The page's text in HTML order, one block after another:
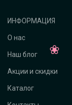
ИНФОРМАЦИЯ
О нас
Наш блог
Акции и скидки
Каталог